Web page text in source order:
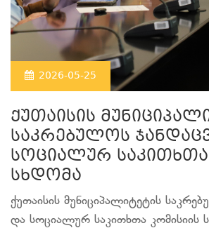
2026-05-25
ქუთაისის
საკრებულოს
სოციალურ საკითხთა
სხდომა
ქუთაისის მუნიციპალიტეტის
და სოციალურ საკითხთა კომისიის